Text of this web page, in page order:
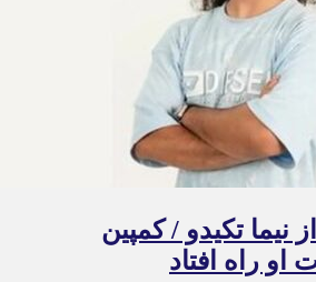
نیما تکیدو / کمپین
راه افتاد